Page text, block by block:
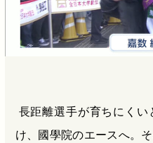
長距離選手が育ちにく
け、國學院のエースへ。